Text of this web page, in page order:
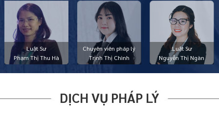
Luật Sư
Phạm Thị Thu Hà
Chuyên viên pháp lý
Trịnh Thị Chình
Luật Sư
Nguyễn Thị Ngàn
DỊCH VỤ PHÁP LÝ